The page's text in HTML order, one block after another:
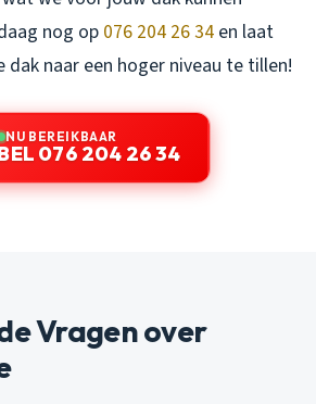
nog op 076 204 26 34 en laat
dak naar een hoger niveau te tillen!
NU BEREIKBAAR
076 204 26 34
Vragen over